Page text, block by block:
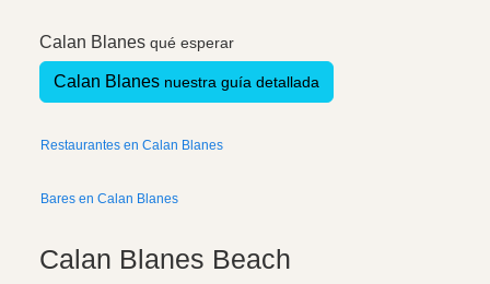
Calan Blanes qué esperar
Calan Blanes nuestra guía detallada
Restaurantes en Calan Blanes
Bares en Calan Blanes
Calan Blanes Beach